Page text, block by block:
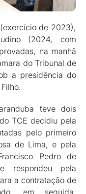
de 2023),
(2024, com
na manhã
do Tribunal de
a presidência do
teve dois
TCE decidiu pela
pelo primeiro
de Lima, e pela
Pedro de
respondeu pela
a contratação de
em seguida,